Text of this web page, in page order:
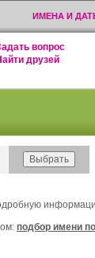
ИМЕНА И
вопрос
друзей
подбор имени